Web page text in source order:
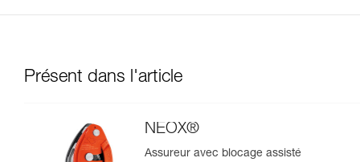
Présent dans l'article
NEOX®
Assureur avec blocage assisté